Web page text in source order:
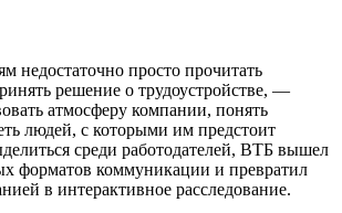
недостаточно просто прочитать
решение о трудоустройстве, —
атмосферу компании, понять
людей, с которыми им предстоит
среди работодателей, ВТБ вышел
форматов коммуникации и превратил
в интерактивное расследование.